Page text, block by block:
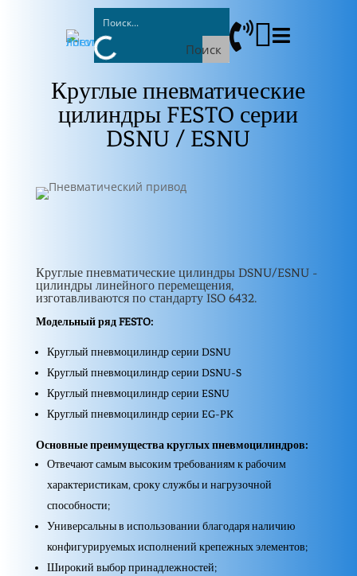
Поиск 
Круглые пневматические
цилиндры FESTO серии
DSNU / ESNU
Круглые пневматические цилиндры DSNU/ESNU -
цилиндры линейного перемещения,
изготавливаются по стандарту ISO 6432.
Модельный ряд FESTO:
Круглый пневмоцилиндр серии DSNU
Круглый пневмоцилиндр серии DSNU-S
Круглый пневмоцилиндр серии ESNU
Круглый пневмоцилиндр серии EG-PK
Основные преимущества круглых пневмоцилиндров:
Отвечают самым высоким требова­ниям к рабочим
характеристикам, сроку службы и нагрузочной
способности;
Универсальны в использовании благодаря наличию
конфигурируе­мых исполнений крепежных элементов;
Широкий выбор принадлежностей;